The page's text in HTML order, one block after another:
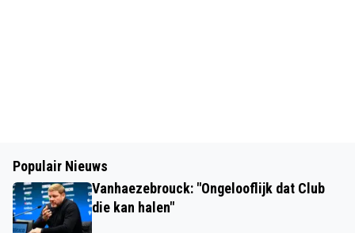
Populair Nieuws
Vanhaezebrouck: "Ongelooflijk dat Club
die kan halen"